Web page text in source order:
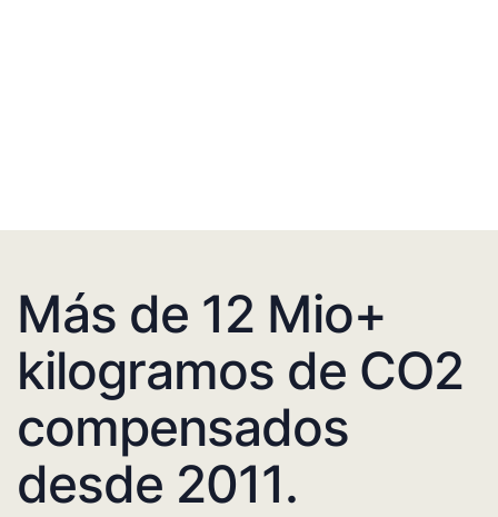
Más de 12 Mio+
kilogramos de CO2
compensados
desde 2011.